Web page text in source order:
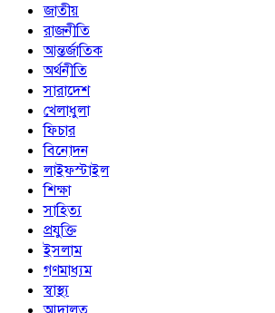
জাতীয়
রাজনীতি
আন্তর্জাতিক
অর্থনীতি
সারাদেশ
খেলাধুলা
ফিচার
বিনোদন
লাইফস্টাইল
শিক্ষা
সাহিত্য
প্রযুক্তি
ইসলাম
গণমাধ্যম
স্বাস্থ্য